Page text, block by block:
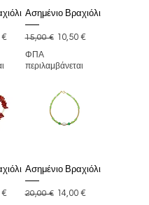
€
Ασημένιο Βραχιόλι
Κανονική τιμή
15,00 € Τιμή Έκπτωσης
10,50 €
ΦΠΑ
περιλαμβάνεται
€
Ασημένιο Βραχιόλι
Κανονική τιμή
20,00 € Τιμή Έκπτωσης
14,00 €